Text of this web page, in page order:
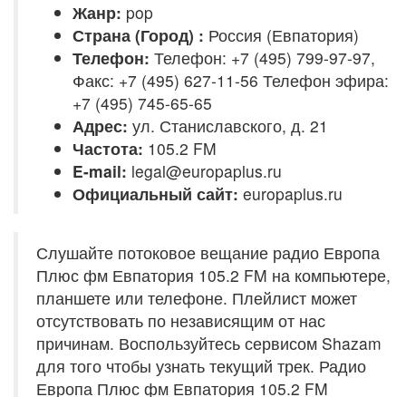
Жанр: pop
Страна (Город) : Россия (Евпатория)
Телефон: Телефон: +7 (495) 799-97-97,
Факс: +7 (495) 627-11-56 Телефон эфира:
+7 (495) 745-65-65
Адрес: ул. Станиславского, д. 21
Частота: 105.2 FM
E-mail: legal@europaplus.ru
Официальный сайт: europaplus.ru
Слушайте потоковое вещание радио Европа
Плюс фм Евпатория 105.2 FM на компьютере,
планшете или телефоне. Плейлист может
отсутствовать по независящим от нас
причинам. Воспользуйтесь сервисом Shazam
для того чтобы узнать текущий трек. Радио
Европа Плюс фм Евпатория 105.2 FM